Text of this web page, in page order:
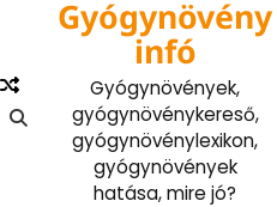
content
Gyógynövény
infó
Gyógynövények,
gyógynövénykereső,
gyógynövénylexikon,
gyógynövények
hatása, mire jó?